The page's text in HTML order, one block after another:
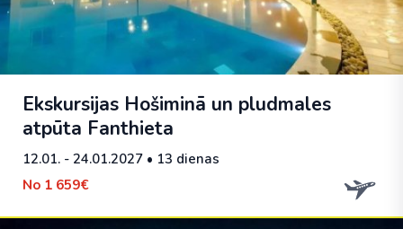
Ekskursijas Hošiminā un pludmales
atpūta Fanthieta
12.01. - 24.01.2027 • 13 dienas
No 1 659€